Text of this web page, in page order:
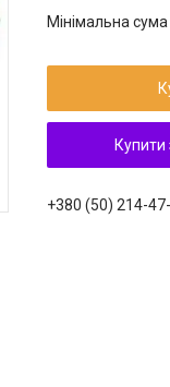
Мінімальна
Купити
+380 (50) 214-